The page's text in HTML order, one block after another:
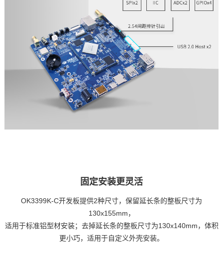
固定安装更灵活
OK3399K-C开发板提供2种尺寸，保留延长条的整板尺寸为
130x155mm，
适用于标准铝型材安装；去掉延长条的整板尺寸为130x140mm，体积
更小巧，适用于自定义外壳安装。